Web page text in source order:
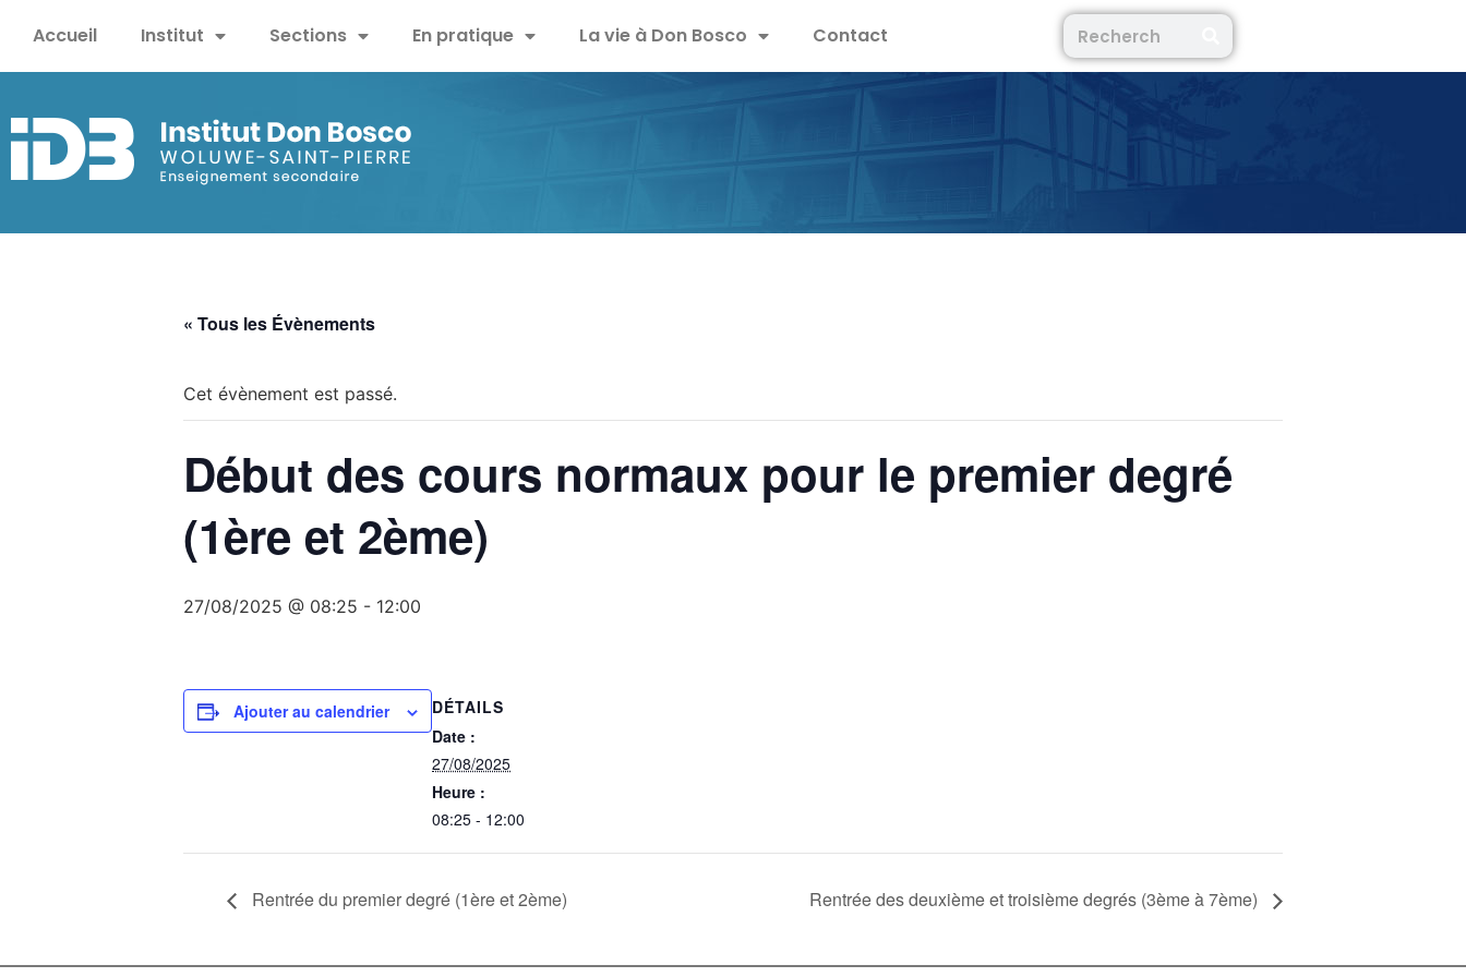
Accueil Institut Sections En pratique La vie à Don Bosco Contact
« Tous les Évènements
Cet évènement est passé.
Début des cours normaux pour le premier degré
(1ère et 2ème)
27/08/2025 @ 08:25 - 12:00
Ajouter au calendrier
DÉTAILS
Date :
27/08/2025
Heure :
08:25 - 12:00
Rentrée du premier degré (1ère et 2ème) Rentrée des deuxième et troisième degrés (3ème à 7ème)